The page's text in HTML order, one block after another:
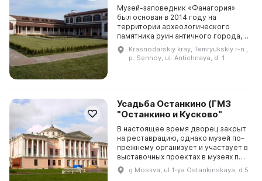
Музей-заповедник «Фанагория»
был основан в 2014 году на
территории археологического
памятника руин античного города,
просуществовавшего более 1 500
лет. Особенность этого места
заключается в том, что ...
Krasnodarskiy kray, Temryukskiy r-n.,
p. Sennoy, ul. Antichnaya, d. 1
Усадьба Останкино (ГМЗ
"Останкино и Кусково"
В настоящее время дворец закрыт
на реставрацию, однако музей по-
прежнему организует и участвует в
выставочных проектах в музеях по
всей России. Останкино –
уникальный архитектурно-
g Moskva, ul 1-ya Ostankinskaya, d 5